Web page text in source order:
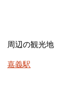
周辺の観光地
嘉義駅